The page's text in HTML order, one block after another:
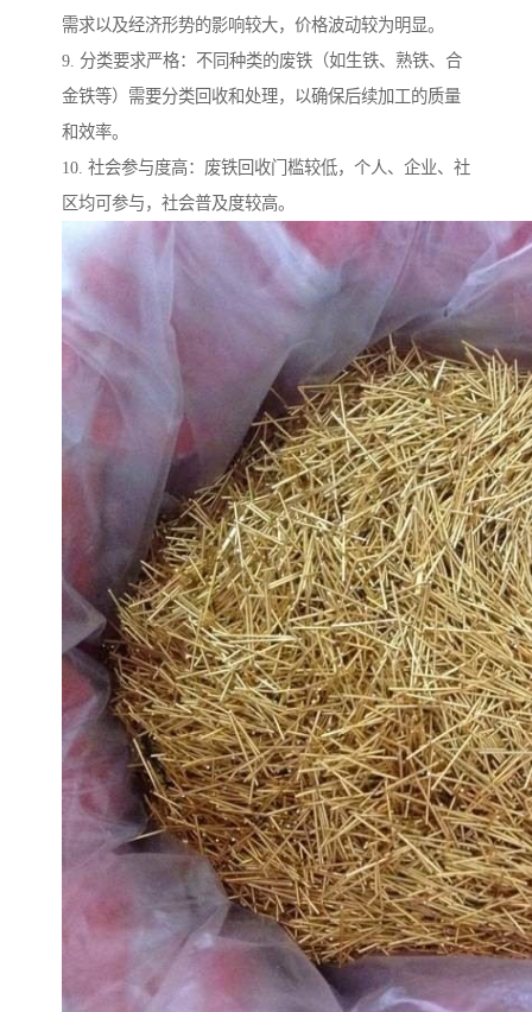
需求以及经济形势的影响较大，价格波动较为明显。
9. 分类要求严格：不同种类的废铁（如生铁、熟铁、合
金铁等）需要分类回收和处理，以确保后续加工的质量
和效率。
10. 社会参与度高：废铁回收门槛较低，个人、企业、社
区均可参与，社会普及度较高。